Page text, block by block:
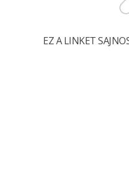
EZ A LINKET